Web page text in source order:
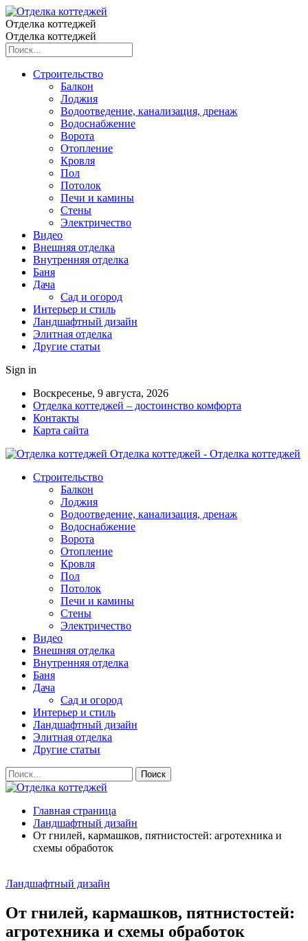
Отделка коттеджей
Отделка коттеджей
Строительство
Балкон
Лоджия
Водоотведение, канализация, дренаж
Водоснабжение
Ворота
Отопление
Кровля
Пол
Потолок
Печи и камины
Стены
Электричество
Видео
Внешняя отделка
Внутренняя отделка
Баня
Дача
Сад и огород
Интерьер и стиль
Ландшафтный дизайн
Элитная отделка
Другие статьи
Sign in
Воскресенье, 9 августа, 2026
Отделка коттеджей – достоинство комфорта
Контакты
Карта сайта
Отделка коттеджей - Отделка коттеджей
Строительство
Балкон
Лоджия
Водоотведение, канализация, дренаж
Водоснабжение
Ворота
Отопление
Кровля
Пол
Потолок
Печи и камины
Стены
Электричество
Видео
Внешняя отделка
Внутренняя отделка
Баня
Дача
Сад и огород
Интерьер и стиль
Ландшафтный дизайн
Элитная отделка
Другие статьи
Главная страница
Ландшафтный дизайн
От гнилей, кармашков, пятнистостей: агротехника и
схемы обработок
Ландшафтный дизайн
От гнилей, кармашков, пятнистостей:
агротехника и схемы обработок